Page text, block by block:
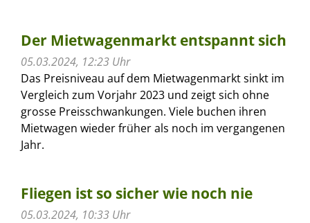
Der Mietwagenmarkt entspannt sich
05.03.2024, 12:23 Uhr
Das Preisniveau auf dem Mietwagenmarkt sinkt im
Vergleich zum Vorjahr 2023 und zeigt sich ohne
grosse Preisschwankungen. Viele buchen ihren
Mietwagen wieder früher als noch im vergangenen
Jahr.
Fliegen ist so sicher wie noch nie
05.03.2024, 10:33 Uhr